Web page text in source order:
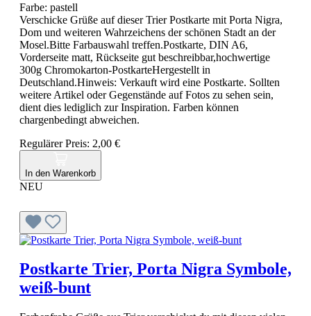
Farbe: pastell
Verschicke Grüße auf dieser Trier Postkarte mit Porta Nigra,
Dom und weiteren Wahrzeichens der schönen Stadt an der
Mosel.Bitte Farbauswahl treffen.Postkarte, DIN A6,
Vorderseite matt, Rückseite gut beschreibbar,hochwertige
300g Chromokarton-PostkarteHergestellt in
Deutschland.Hinweis: Verkauft wird eine Postkarte. Sollten
weitere Artikel oder Gegenstände auf Fotos zu sehen sein,
dient dies lediglich zur Inspiration. Farben können
chargenbedingt abweichen.
Regulärer Preis: 2,00 €
In den Warenkorb
NEU
Postkarte Trier, Porta Nigra Symbole,
weiß-bunt